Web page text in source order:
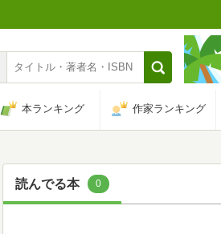
本ランキング 作家ランキング
読んでる本 0